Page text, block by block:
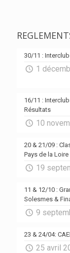
30/11 :
1
16/11 :
Résultats
10
20 & 21/09 :
Pays de la
19
11 & 12/10 :
Solesmes &
9
23 & 24/04:
25 avril